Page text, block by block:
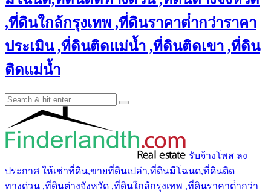
,ที่ดินใกล้กรุงเทพ ,ที่ดินราคาต่ํากว่าราคา
ประเมิน ,ที่ดินติดแม่น้ำ ,ที่ดินติดเขา ,ที่ดิน
ติดแม่น้ำ
รับจ้างโพส ลง
ประกาศ ให้เช่าที่ดิน,ขายที่ดินเปล่า,ที่ดินมีโฉนด,ที่ดินติด
ทางด่วน ,ที่ดินต่างจังหวัด ,ที่ดินใกล้กรุงเทพ ,ที่ดินราคาต่ํากว่า